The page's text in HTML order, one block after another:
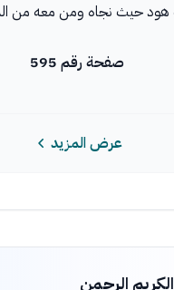
هود حيث نجاه ومن معه من
صفحة رقم 595
عرض المزيد
الرحمن